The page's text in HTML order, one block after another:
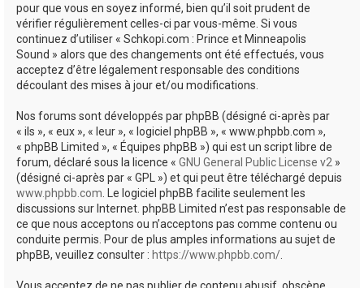
pour que vous en soyez informé, bien qu’il soit prudent de
vérifier régulièrement celles-ci par vous-même. Si vous
continuez d’utiliser « Schkopi.com : Prince et Minneapolis
Sound » alors que des changements ont été effectués, vous
acceptez d’être légalement responsable des conditions
découlant des mises à jour et/ou modifications.
Nos forums sont développés par phpBB (désigné ci-après par
« ils », « eux », « leur », « logiciel phpBB », « www.phpbb.com »,
« phpBB Limited », « Équipes phpBB ») qui est un script libre de
forum, déclaré sous la licence « GNU General Public License v2 »
(désigné ci-après par « GPL ») et qui peut être téléchargé depuis
www.phpbb.com . Le logiciel phpBB facilite seulement les
discussions sur Internet. phpBB Limited n’est pas responsable de
ce que nous acceptons ou n’acceptons pas comme contenu ou
conduite permis. Pour de plus amples informations au sujet de
phpBB, veuillez consulter : https://www.phpbb.com/
Vous acceptez de ne pas publier de contenu abusif, obscène,